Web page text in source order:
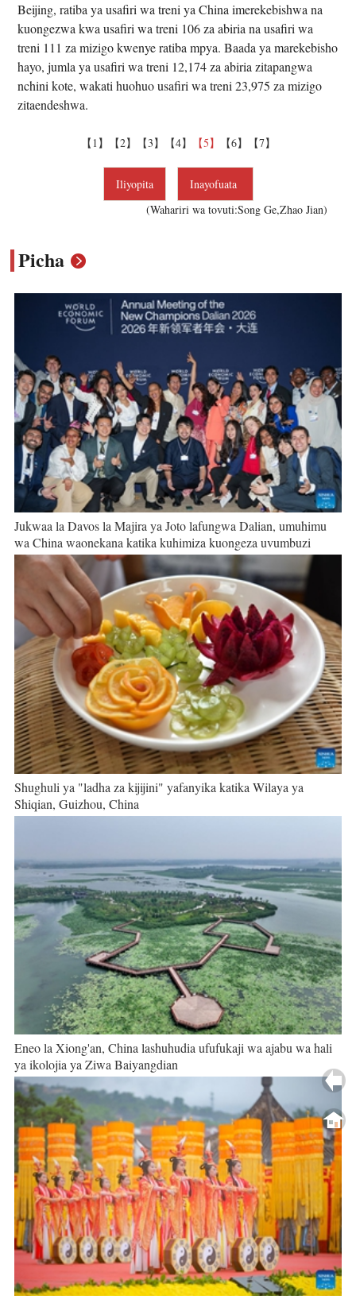
Beijing, ratiba ya usafiri wa treni ya China imerekebishwa na
kuongezwa kwa usafiri wa treni 106 za abiria na usafiri wa
treni 111 za mizigo kwenye ratiba mpya. Baada ya marekebisho
hayo, jumla ya usafiri wa treni 12,174 za abiria zitapangwa
nchini kote, wakati huohuo usafiri wa treni 23,975 za mizigo
zitaendeshwa.
【1】 【2】 【3】 【4】 【5】 【6】 【7】
Iliyopita
Inayofuata
(Wahariri wa tovuti:Song Ge,Zhao Jian)
Picha
Jukwaa la Davos la Majira ya Joto lafungwa Dalian, umuhimu
wa China waonekana katika kuhimiza kuongeza uvumbuzi
Shughuli ya "ladha za kijijini" yafanyika katika Wilaya ya
Shiqian, Guizhou, China
Eneo la Xiong'an, China lashuhudia ufufukaji wa ajabu wa hali
ya ikolojia ya Ziwa Baiyangdian